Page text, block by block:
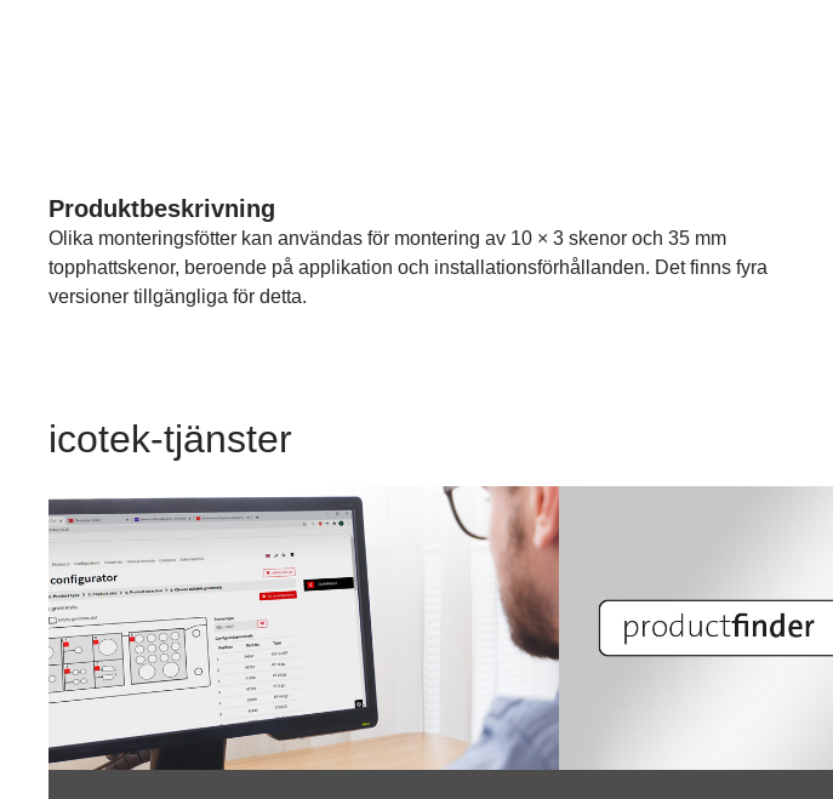
Produktbeskrivning
Olika monteringsfötter kan användas för montering av 10 × 3 skenor och 35 mm
topphattskenor, beroende på applikation och installationsförhållanden. Det finns fyra
versioner tillgängliga för detta.
icotek-tjänster